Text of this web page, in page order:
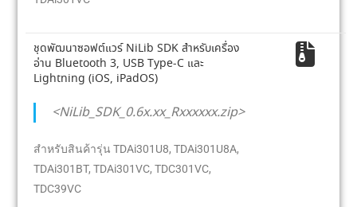
ชุดพัฒนาซอฟต์แวร์ NiLib SDK สำหรับเครื่อง
อ่าน Bluetooth 3, USB Type-C และ
Lightning (iOS, iPadOS)
<NiLib_SDK_0.6x.xx_Rxxxxxx.zip>
สำหรับสินค้ารุ่น TDAi301U8, TDAi301U8A,
TDAi301BT, TDAi301VC, TDC301VC,
TDC39VC